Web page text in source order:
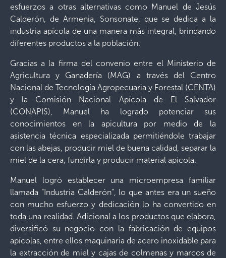
esfuerzos a otras alternativas como Manuel de Jesús
Calderón, de Armenia, Sonsonate, que se dedica a la
industria apícola de una manera más integral, brindando
diferentes productos a la población.
Gracias a la firma del convenio entre el Ministerio de
Agricultura y Ganadería (MAG) a través del Centro
Nacional de Tecnología Agropecuaria y Forestal (CENTA)
y la Comisión Nacional Apícola de El Salvador
(CONAPIS), Manuel ha logrado potenciar sus
conocimientos en la apicultura por medio de la
asistencia técnica especializada permitiéndole trabajar
con las abejas, producir miel de buena calidad, separar la
miel de la cera, fundirla y producir material apícola.
Manuel logró establecer una microempresa familiar
llamada “Industria Calderón”, lo que antes era un sueño
con mucho esfuerzo y dedicación lo ha convertido en
toda una realidad. Adicional a los productos que elabora,
diversificó su negocio con la fabricación de equipos
apícolas, entre ellos maquinaria de acero inoxidable para
la extracción de miel y cajas de colmenas y marcos de